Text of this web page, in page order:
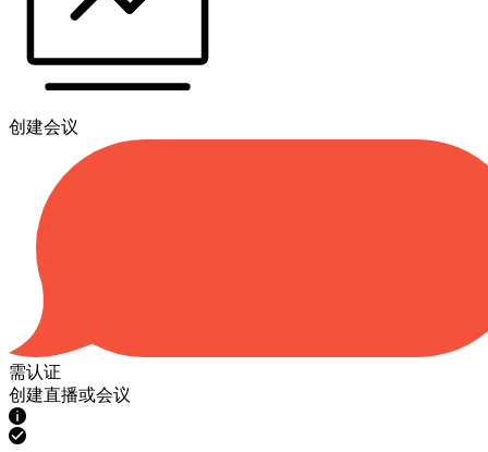
创建会议
需认证
创建直播或会议